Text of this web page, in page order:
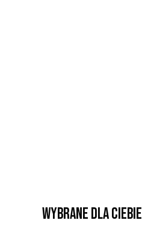
Wybrane dla Ciebie